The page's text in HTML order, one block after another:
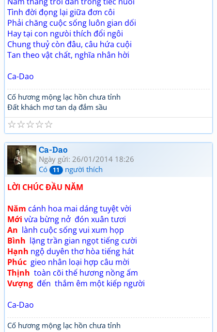
Tình đời đọng lại giữa đơn côi
Phải chăng cuộc sống luôn gian dối
Hay tại con ngưòi thích đổi ngôi
Chung thuỷ còn đâu, câu hứa cuội
Tan theo vật chất, nghĩa nhân hời
Ca-Dao
Cố hương mộng lạc hồn chưa tỉnh
Đất khách mơ tan dạ đắm sầu
☆
☆
☆
☆
☆
Ca-Dao
Ngày gửi: 26/01/2014 18:26
Có
11 người thích
LỜI CHÚC ĐẦU NĂM
Năm cánh hoa mai dáng tuyệt vời
Mới vừa bừng nở đón xuân tươi
An lành cuộc sống vui xum họp
Bình lặng trần gian ngọt tiếng cười
Hạnh ngộ duyên thơ hòa tiếng hát
Phúc gieo nhân loại hợp câu mời
Thịnh toàn cõi thế hương nồng ấm
Vượng đến thắm êm một kiếp người
Ca-Dao
Cố hương mộng lạc hồn chưa tỉnh